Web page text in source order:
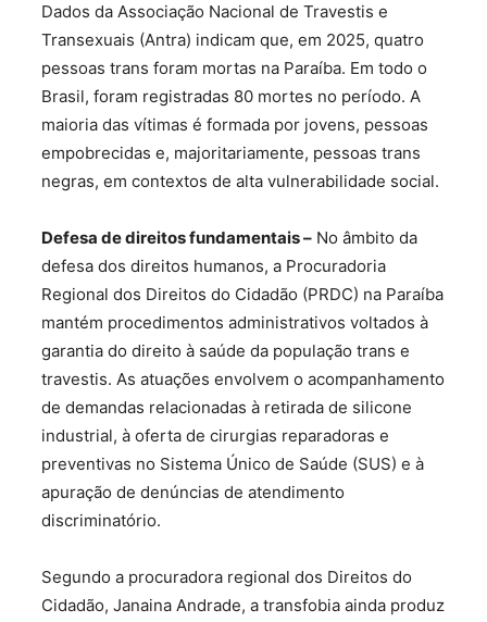
Dados da Associação Nacional de Travestis e
Transexuais (Antra) indicam que, em 2025, quatro
pessoas trans foram mortas na Paraíba. Em todo o
Brasil, foram registradas 80 mortes no período. A
maioria das vítimas é formada por jovens, pessoas
empobrecidas e, majoritariamente, pessoas trans
negras, em contextos de alta vulnerabilidade social.
Defesa de direitos fundamentais –No âmbito da
defesa dos direitos humanos, a Procuradoria
Regional dos Direitos do Cidadão (PRDC) na Paraíba
mantém procedimentos administrativos voltados à
garantia do direito à saúde da população trans e
travestis. As atuações envolvem o acompanhamento
de demandas relacionadas à retirada de silicone
industrial, à oferta de cirurgias reparadoras e
preventivas no Sistema Único de Saúde (SUS) e à
apuração de denúncias de atendimento
discriminatório.
Segundo a procuradora regional dos Direitos do
Cidadão, Janaina Andrade, a transfobia ainda produz